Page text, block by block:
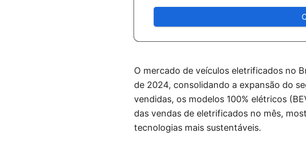
O mercado de veículos eletrificados no
de 2024, consolidando a expansão do
vendidas, os modelos 100% elétricos
das vendas de eletrificados no mês,
tecnologias mais sustentáveis.